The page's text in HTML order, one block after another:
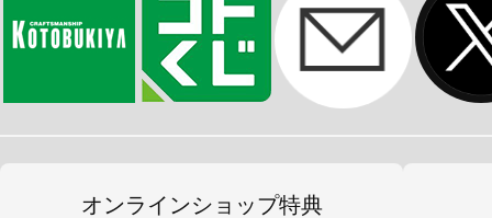
オンラインショップ特典